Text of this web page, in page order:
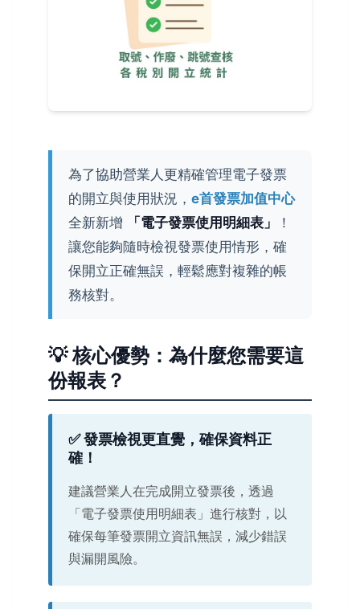
為了協助營業人更精確管理電子發票
的開立與使用狀況， e首發票加值中心
全新新增
「電子發票使用明細表」
！
讓您能夠隨時檢視發票使用情形，確
保開立正確無誤，輕鬆應對複雜的帳
務核對。
💡 核心優勢：為什麼您需要這
份報表？
✅ 發票檢視更直覺，確保資料正
確！
建議營業人在完成開立發票後，透過
「電子發票使用明細表」進行核對，以
確保每筆發票開立資訊無誤，減少錯誤
與漏開風險。